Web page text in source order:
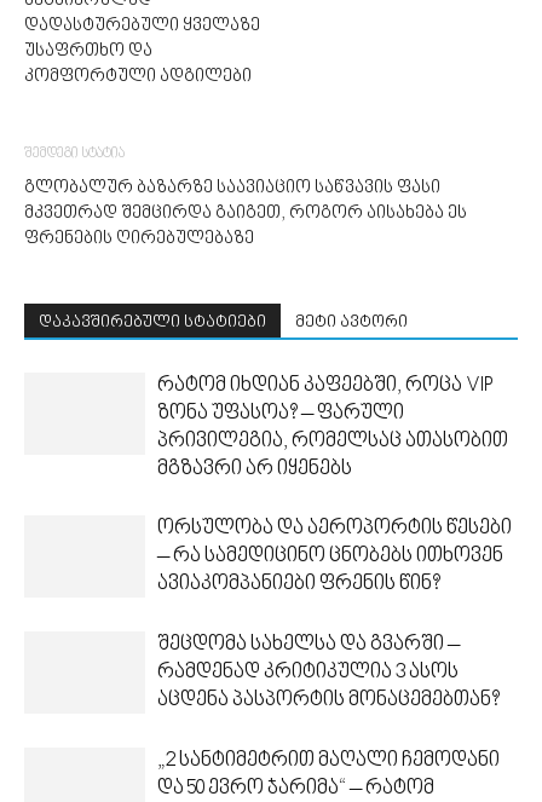
დადასტურებული ყველაზე
უსაფრთხო და
კომფორტული ადგილები
შემდეგი სტატია
გლობალურ ბაზარზე საავიაციო საწვავის ფასი
მკვეთრად შემცირდა გაიგეთ, როგორ აისახება ეს
ფრენების ღირებულებაზე
დაკავშირებული სტატიები მეტი ავტორი
რატომ იხდიან კაფეებში, როცა VIP
ზონა უფასოა? – ფარული
პრივილეგია, რომელსაც ათასობით
მგზავრი არ იყენებს
ორსულობა და აეროპორტის წესები
– რა სამედიცინო ცნობებს ითხოვენ
ავიაკომპანიები ფრენის წინ?
შეცდომა სახელსა და გვარში –
რამდენად კრიტიკულია 3 ასოს
აცდენა პასპორტის მონაცემებთან?
„2 სანტიმეტრით მაღალი ჩემოდანი
და 50 ევრო ჯარიმა“ – რატომ